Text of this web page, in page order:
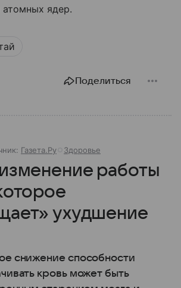
атомных ядер.
Поделиться
Газета.Ру Здоровье
работы
ухудшение
снижение способности
кровь может быть